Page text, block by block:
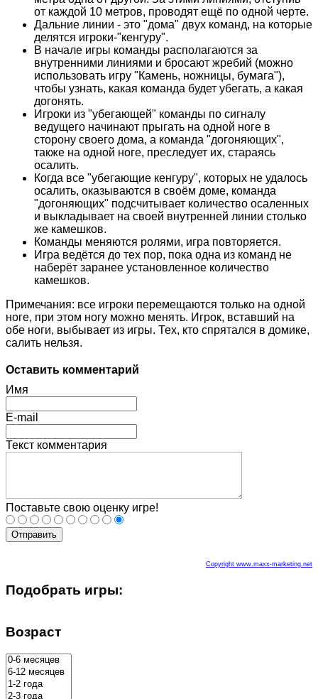
от каждой 10 метров, проводят ещё по одной черте.
Дальние линии - это "дома" двух команд, на которые
делятся игроки-"кенгуру".
В начале игры команды располагаются за
внутренними линиями и бросают жребий (можно
использовать игру "Камень, ножницы, бумага"),
чтобы узнать, какая команда будет убегать, а какая
догонять.
Игроки из "убегающей" команды по сигналу
ведущего начинают прыгать на одной ноге в
сторону своего дома, а команда "догоняющих",
также на одной ноге, преследует их, стараясь
осалить.
Когда все "убегающие кенгуру", которых не удалось
осалить, оказываются в своём доме, команда
"догоняющих" подсчитывает количество осаленных
и выкладывает на своей внутренней линии столько
же камешков.
Команды меняются ролями, игра повторяется.
Игра ведётся до тех пор, пока одна из команд не
наберёт заранее установленное количество
камешков.
Примечания: все игроки перемещаются только на одной
ноге, при этом ногу можно менять. Игрок, вставший на
обе ноги, выбывает из игры. Тех, кто спрятался в домике,
салить нельзя.
Оставить комментарий
Имя
E-mail
Текст комментария
Поставьте свою оценку игре!
Отправить
Copyright www.maxx-marketing.net
Подобрать игры:
Возраст